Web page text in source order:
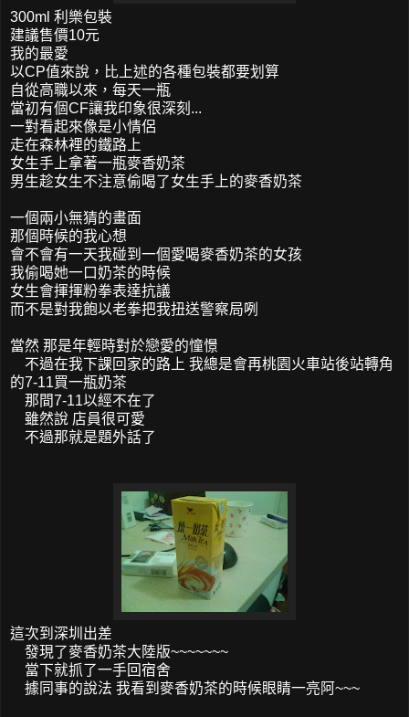
300ml 利樂包裝
建議售價10元
我的最愛
以CP值來說，比上述的各種包裝都要划算
自從高職以來，每天一瓶
當初有個CF讓我印象很深刻...
一對看起來像是小情侶
走在森林裡的鐵路上
女生手上拿著一瓶麥香奶茶
男生趁女生不注意偷喝了女生手上的麥香奶茶
一個兩小無猜的畫面
那個時候的我心想
會不會有一天我碰到一個愛喝麥香奶茶的女孩
我偷喝她一口奶茶的時候
女生會揮揮粉拳表達抗議
而不是對我飽以老拳把我扭送警察局咧
當然 那是年輕時對於戀愛的憧憬
不過在我下課回家的路上 我總是會再桃園火車站後站轉角
的7-11買一瓶奶茶
那間7-11以經不在了
雖然說 店員很可愛
不過那就是題外話了
這次到深圳出差
發現了麥香奶茶大陸版~~~~~~~
當下就抓了一手回宿舍
據同事的說法 我看到麥香奶茶的時候眼睛一亮阿~~~